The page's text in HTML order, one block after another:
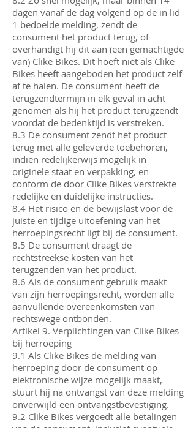
dagen vanaf de dag volgend op de in lid
1 bedoelde melding, zendt de
consument het product terug, of
overhandigt hij dit aan (een gemachtigde
van) Clike Bikes. Dit hoeft niet als Clike
Bikes heeft aangeboden het product zelf
af te halen. De consument heeft de
terugzendtermijn in elk geval in acht
genomen als hij het product terugzendt
voordat de bedenktijd is verstreken.
8.3 De consument zendt het product
terug met alle geleverde toebehoren,
indien redelijkerwijs mogelijk in
originele staat en verpakking, en
conform de door Clike Bikes verstrekte
redelijke en duidelijke instructies.
8.4 Het risico en de bewijslast voor de
juiste en tijdige uitoefening van het
herroepingsrecht ligt bij de consument.
8.5 De consument draagt de
rechtstreekse kosten van het
terugzenden van het product.
8.6 Als de consument gebruik maakt
van zijn herroepingsrecht, worden alle
aanvullende overeenkomsten van
rechtswege ontbonden.
Artikel 9. Verplichtingen van Clike Bikes
bij herroeping
9.1 Als Clike Bikes de melding van
herroeping door de consument op
elektronische wijze mogelijk maakt,
stuurt hij na ontvangst van deze melding
onverwijld een ontvangstbevestiging.
9.2 Clike Bikes vergoedt alle betalingen